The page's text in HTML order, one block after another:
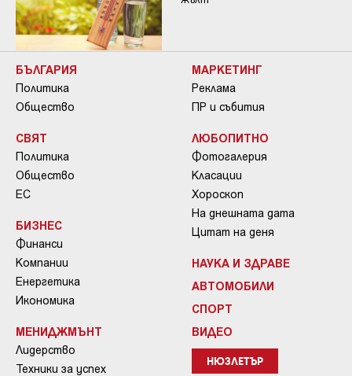
БЪЛГАРИЯ
Политика
Общество
СВЯТ
Политика
Общество
ЕС
БИЗНЕС
Финанси
Компании
Енергетика
Икономика
МЕНИДЖМЪНТ
Лидерство
Техники за успех
МАРКЕТИНГ
Реклама
ПР и събития
ЛЮБОПИТНО
Фотогалерия
Класации
Хороскоп
На днешната дата
Цитат на деня
НАУКА И ЗДРАВЕ
АВТОМОБИЛИ
СПОРТ
ВИДЕО
НЮЗЛЕТЪР